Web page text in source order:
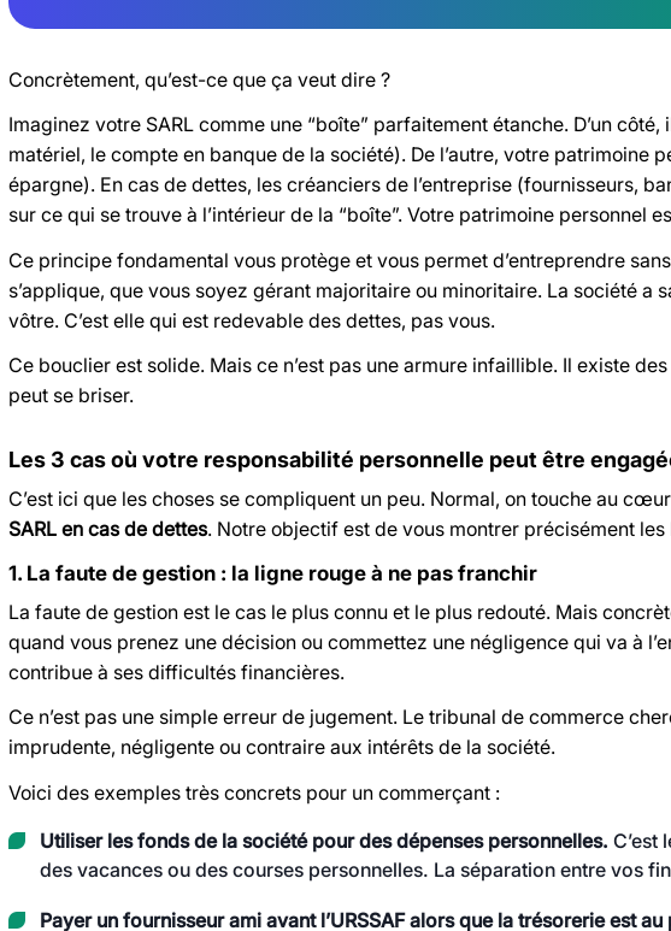
Concrètement, qu’est-ce que ça veut dire ?
Imaginez votre SARL comme une “boîte” parfaitement étanche. D’un
matériel, le compte en banque de la société). De l’autre, votre patrimoine
épargne). En cas de dettes, les créanciers de l’entreprise (fournisseurs,
sur ce qui se trouve à l’intérieur de la “boîte”. Votre patrimoine personnel
Ce principe fondamental vous protège et vous permet d’entreprendre
s’applique, que vous soyez gérant majoritaire ou minoritaire. La société
vôtre. C’est elle qui est redevable des dettes, pas vous.
Ce bouclier est solide. Mais ce n’est pas une armure infaillible. Il existe
peut se briser.
Les 3 cas où votre responsabilité personnelle peut être
C’est ici que les choses se compliquent un peu. Normal, on touche au
SARL en cas de dettes. Notre objectif est de vous montrer précisément les
1. La faute de gestion : la ligne rouge à ne pas franchir
La faute de gestion est le cas le plus connu et le plus redouté. Mais
quand vous prenez une décision ou commettez une négligence qui va à
contribue à ses difficultés financières.
Ce n’est pas une simple erreur de jugement. Le tribunal de commerce
imprudente, négligente ou contraire aux intérêts de la société.
Voici des exemples très concrets pour un commerçant :
Utiliser les fonds de la société pour des dépenses personnelles. C’est
des vacances ou des courses personnelles. La séparation entre vos
Payer un fournisseur ami avant l’URSSAF alors que la trésorerie est au